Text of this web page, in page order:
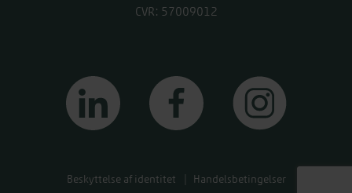
CVR: 57009012
linkedin facebook
Beskyttelse af identitet Handelsbetingelser